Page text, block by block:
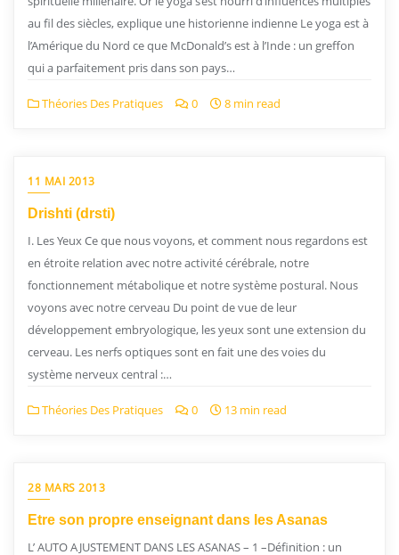
au fil des siècles, explique une historienne indienne Le yoga est à
l’Amérique du Nord ce que McDonald’s est à l’Inde : un greffon
qui a parfaitement pris dans son pays…
Théories Des Pratiques 0 8 min read
11 MAI 2013
Drishti (drsti)
I. Les Yeux Ce que nous voyons, et comment nous regardons est
en étroite relation avec notre activité cérébrale, notre
fonctionnement métabolique et notre système postural. Nous
voyons avec notre cerveau Du point de vue de leur
développement embryologique, les yeux sont une extension du
cerveau. Les nerfs optiques sont en fait une des voies du
système nerveux central :…
Théories Des Pratiques 0 13 min read
28 MARS 2013
Etre son propre enseignant dans les Asanas
L’ AUTO AJUSTEMENT DANS LES ASANAS – 1 –Définition : un